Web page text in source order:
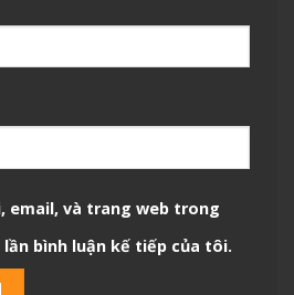
email, và trang web trong
bình luận kế tiếp của tôi.